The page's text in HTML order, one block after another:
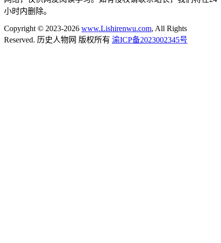
小时内删除。
Copyright © 2023-2026 www.Lishirenwu.com, All Rights
Reserved. 历史人物网 版权所有 渝ICP备2023002345号